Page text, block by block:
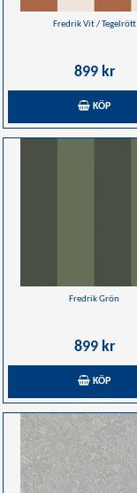
Fredrik Vit / Tegelrött
899 kr
KÖP
Fredrik Grön
899 kr
KÖP